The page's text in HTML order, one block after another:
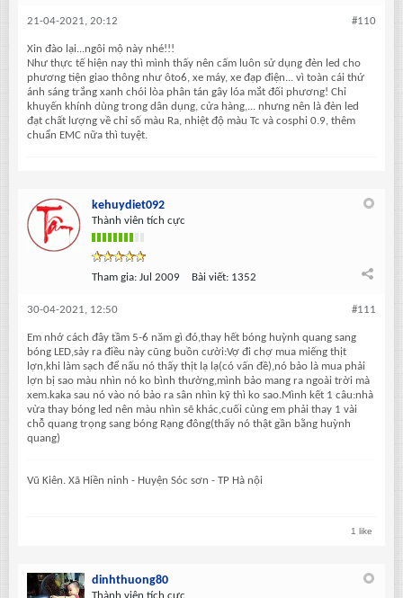
#110
21-04-2021, 20:12
Xin đào lại...ngôi mộ này nhé!!!
Như thực tế hiện nay thì mình thấy nên cấm luôn sử dụng đèn led cho
phương tiện giao thông như ôto6, xe máy, xe đạp điện... vì toàn cái thứ
ánh sáng trắng xanh chói lòa phân tán gây lóa mắt đối phương! Chỉ
khuyến khính dùng trong dân dụng, cửa hàng,... nhưng nên là đèn led
đạt chất lượng về chỉ số màu Ra, nhiệt độ màu Tc và cosphi 0.9, thêm
chuẩn EMC nữa thì tuyệt.
kehuydiet092
Thành viên tích cực
Tham gia: Jul 2009 Bài viết: 1352
#111
30-04-2021, 12:50
Em nhớ cách đây tầm 5-6 năm gì đó,thay hết bóng huỳnh quang sang
bóng LED,sảy ra điều này cũng buồn cười:Vợ đi chợ mua miếng thịt
lợn,khi làm sạch để nấu nó thấy thịt lạ lạ(có vấn đề),nó bảo là mua phải
lợn bị sao màu nhìn nó ko bình thường,mình bảo mang ra ngoài trời mà
xem.kaka sau nó vào nó bảo ra sân nhìn kỹ thì ko sao.Mình kết 1 câu:nhà
vừa thay bóng led nên màu nhìn sẽ khác,cuối cùng em phải thay 1 vài
chỗ quang trọng sang bóng Rạng đông(thấy nó thật gần bằng huỳnh
quang)
Vũ Kiên. Xã Hiền ninh - Huyện Sóc sơn - TP Hà nội
1 like
dinhthuong80
Thành viên tích cực